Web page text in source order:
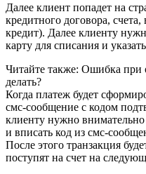
Далее клиент попадет на
кредитного договора,
кредит). Далее клиенту
карту для списания и
Читайте также: Ошибка при
делать?
Когда платеж будет
смс-сообщение с кодом
клиенту нужно
и вписать код из смс-
После этого транзакция
поступят на счет на